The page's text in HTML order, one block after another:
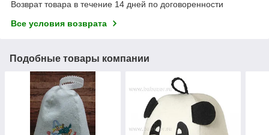
Возврат товара в течение 14 дней по договоренности
Все условия возврата
Подобные товары компании